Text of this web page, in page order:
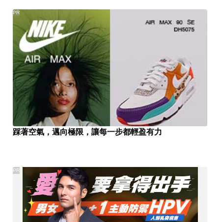
踩著空氣，邁向極限，讓每一步都輕盈有力
PR
PR